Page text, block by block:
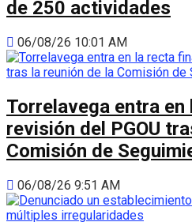
de 250 actividades
06/08/26 10:01 AM
Torrelavega entra
revisión del PGOU
Comisión de
06/08/26 9:51 AM